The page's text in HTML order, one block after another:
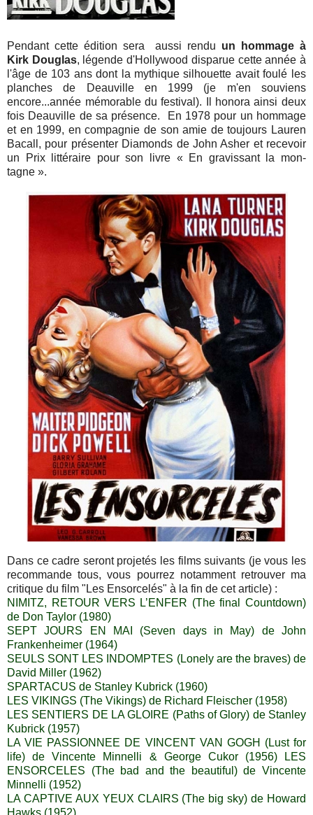
Pendant cette édition sera aussi rendu un hommage à
Kirk Douglas, légende d'Hollywood disparue cette année à
l'âge de 103 ans dont la mythique silhouette avait foulé les
planches de Deauville en 1999 (je m'en souviens
encore...année mémorable du festival). Il honora ainsi deux
fois Deauville de sa présence. En 1978 pour un hom­mage
et en 1999, en com­pa­gnie de son amie de tou­jours Lau­ren
Bacall, pour pré­sen­ter Dia­monds de John Asher et rece­voir
un Prix lit­té­raire pour son livre « En gra­vis­sant la mon­
tagne ».
Dans ce cadre seront projetés les films suivants (je vous les
recommande tous, vous pourrez notamment retrouver ma
critique du film "Les Ensorcelés" à la fin de cet article) :
NIMITZ, RETOUR VERS L’ENFER (The final Countdown)
de Don Taylor (1980)
SEPT JOURS EN MAI (Seven days in May) de John
Frankenheimer (1964)
SEULS SONT LES INDOMPTES (Lonely are the braves) de
David Miller (1962)
SPARTACUS de Stanley Kubrick (1960)
LES VIKINGS (The Vikings) de Richard Fleischer (1958)
LES SENTIERS DE LA GLOIRE (Paths of Glory) de Stanley
Kubrick (1957)
LA VIE PASSIONNEE DE VINCENT VAN GOGH (Lust for
life) de Vincente Minnelli & George Cukor (1956) LES
ENSORCELES (The bad and the beautiful) de Vincente
Minnelli (1952)
LA CAPTIVE AUX YEUX CLAIRS (The big sky) de Howard